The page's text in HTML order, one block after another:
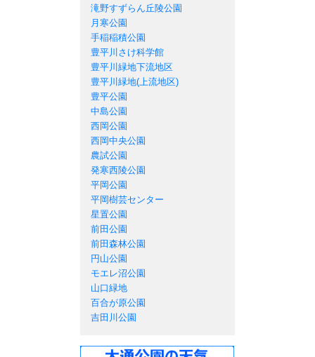
滝野すずらん丘陵公園
月寒公園
手稲稲積公園
豊平川さけ科学館
豊平川緑地下流地区
豊平川緑地(上流地区)
豊平公園
中島公園
西岡公園
西岡中央公園
農試公園
発寒西陵公園
平岡公園
平岡樹芸センター
星置公園
前田公園
前田森林公園
円山公園
モエレ沼公園
山口緑地
百合が原公園
吉田川公園